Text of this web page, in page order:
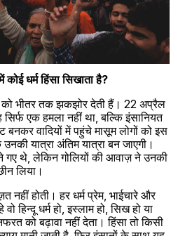
धर्म हिंसा सिखाता है?
भीतर तक झकझोर देती हैं। 22 अप्रैल
एक हमला नहीं था, बल्कि इंसानियत
बनकर वादियों में पहुंचे मासूम लोगों को इस
यात्रा अंतिम यात्रा बन जाएगी।
गए थे, लेकिन गोलियों की आवाज़ ने उनकी
लिया।
नहीं होती। हर धर्म प्रेम, भाईचारे और
हिन्दू धर्म हो, इस्लाम हो, सिख हो या
को बढ़ावा नहीं देता। हिंसा तो किसी